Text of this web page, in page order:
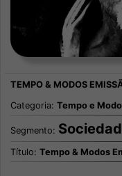
Categoria: Tempo e
Segmento:
Título: Tempo & Modos